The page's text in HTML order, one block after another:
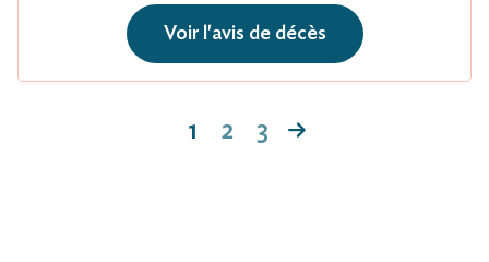
Voir l'avis de décès
1 2 3